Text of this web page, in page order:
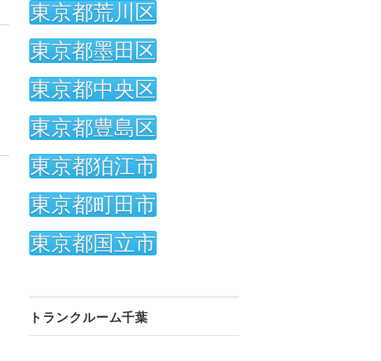
東京都荒川区
東京都墨田区
東京都中央区
東京都豊島区
東京都狛江市
東京都町田市
東京都国立市
トランクルーム千葉